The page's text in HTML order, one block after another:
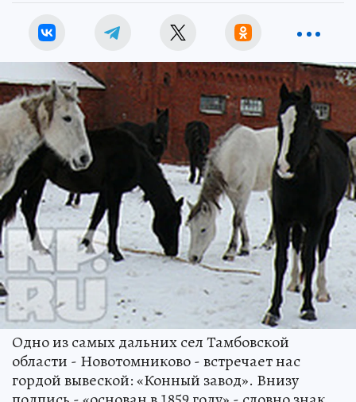
Одно из самых дальних сел Тамбовской
области - Новотомниково - встречает нас
гордой вывеской: «Конный завод». Внизу